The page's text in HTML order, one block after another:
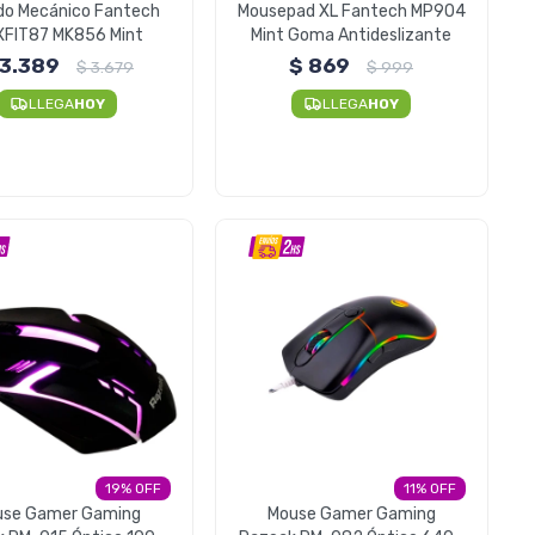
Mecánico Fantech
MK856 Mint
3.389 $3.679
LLEGAHOY
Mousepad XL Fantech MP904
Mint Goma Antideslizante
$ 869 $999
LLEGAHOY
19
Gamer Gaming
11
Mouse Gamer Gaming